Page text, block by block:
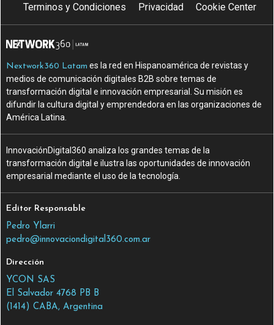
Terminos y Condiciones
Privacidad Cookie Center
Nextwork360 Latam es la red en Hispanoamérica de revistas y
medios de comunicación digitales B2B sobre temas de
transformación digital e innovación empresarial. Su misión es
difundir la cultura digital y emprendedora en las organizaciones de
América Latina.
InnovaciónDigital360 analiza los grandes temas de la
transformación digital e ilustra las oportunidades de innovación
empresarial mediante el uso de la tecnología.
Editor Responsable
Pedro Ylarri
pedro@innovaciondigital360.com.ar
Dirección
YCON SAS
El Salvador 4768 PB B
(1414) CABA, Argentina